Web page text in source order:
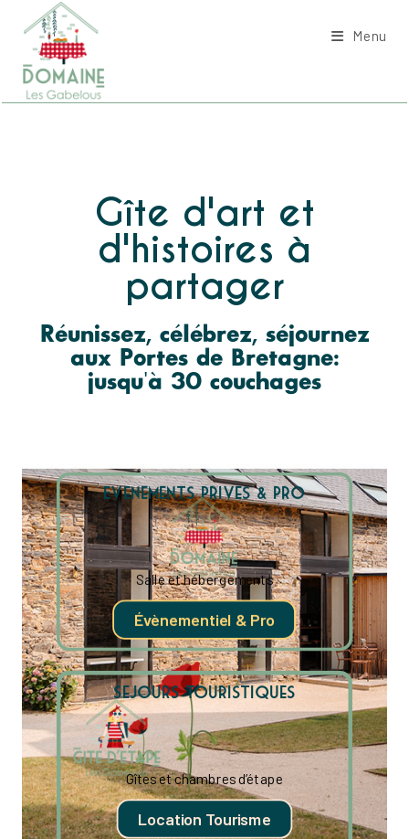
Menu
Gîte d'art et
d'histoires à
partager
Réunissez, célébrez, séjournez
aux Portes de Bretagne:
jusqu'à 30 couchages
Evenements Prives & Pro
Salle et hébergements
Évènementiel & Pro
Sejours Touristiques
Gîtes et chambres d’étape
Location Tourisme